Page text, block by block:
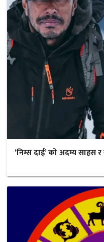
‘निम्स दाई’ को अदम्य साहस